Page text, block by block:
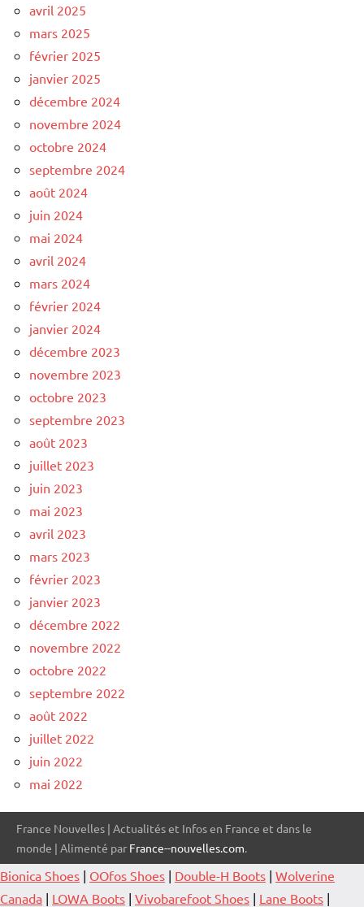
avril 2025
mars 2025
février 2025
janvier 2025
décembre 2024
novembre 2024
octobre 2024
septembre 2024
août 2024
juin 2024
mai 2024
avril 2024
mars 2024
février 2024
janvier 2024
décembre 2023
novembre 2023
octobre 2023
septembre 2023
août 2023
juillet 2023
juin 2023
mai 2023
avril 2023
mars 2023
février 2023
janvier 2023
décembre 2022
novembre 2022
octobre 2022
septembre 2022
août 2022
juillet 2022
juin 2022
mai 2022
France Nouvelles | Actualités et Infos en France et dans le
monde | Alimenté par France--nouvelles.com.
Bionica Shoes | OOfos Shoes | Double-H Boots | Wolverine
Canada | LOWA Boots | Vivobarefoot Shoes | Lane Boots |